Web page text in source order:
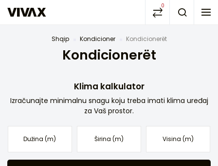
0
Shqip Kondicioner Kondicionerët
Kondicionerët
Klima kalkulator
Izračunajte minimalnu snagu koju treba imati klima uređaj
za Vaš prostor.